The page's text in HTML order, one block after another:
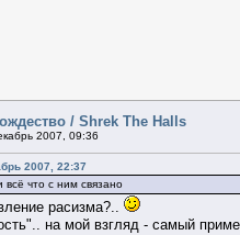
/ Shrek The Halls
2007, 09:36
2007, 22:37
что с ним связано
расизма?..
на мой взгляд - самый